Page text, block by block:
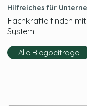
Hilfreiches für
Fachkräfte finden mit
System
Alle Blogbeiträge